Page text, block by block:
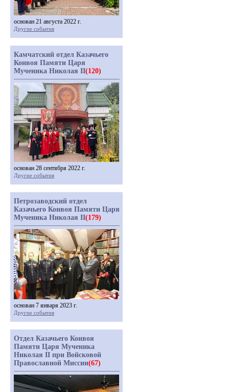
основан 21 августа 2022 г.
Другие события
Камчатский отдел Казачьего
Конвоя Памяти Царя
Мученика Николая II(120)
основан 28 сентября 2022 г.
Другие события
Петрозаводский отдел
Казачьего Конвоя Памяти Царя
Мученика Николая II(179)
основан 7 января 2023 г.
Другие события
Отдел Казачьего Конвоя
Памяти Царя Мученика
Николая II при Войсковой
Православной Миссии(67)